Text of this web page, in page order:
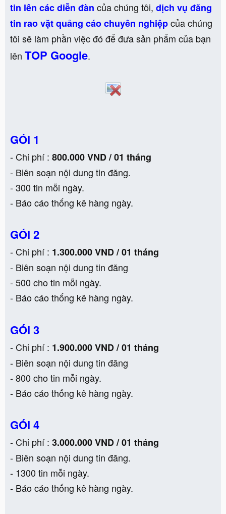
tin lên các diễn đàn của chúng tôi, dịch vụ đăng
tin rao vặt quảng cáo chuyên nghiệpcủa chúng
tôi sẽ làm phần việc đó để đưa sản phẩm của bạn
lên TOP Google.
GÓI 1
- Chi phí : 800.000 VND / 01 tháng
- Biên soạn nội dung tin đăng.
- 300 tin mỗi ngày.
- Báo cáo thống kê hàng ngày.
GÓI 2
- Chi phí : 1.300.000 VND / 01 tháng
- Biên soạn nội dung tin đăng
- 500 cho tin mỗi ngày.
- Báo cáo thống kê hàng ngày.
GÓI 3
- Chi phí : 1.900.000 VND / 01 tháng
- Biên soạn nội dung tin đăng
- 800 cho tin mỗi ngày.
- Báo cáo thống kê hàng ngày.
GÓI 4
- Chi phí : 3.000.000 VND / 01 tháng
- Biên soạn nội dung tin đăng.
- 1300 tin mỗi ngày.
- Báo cáo thống kê hàng ngày.